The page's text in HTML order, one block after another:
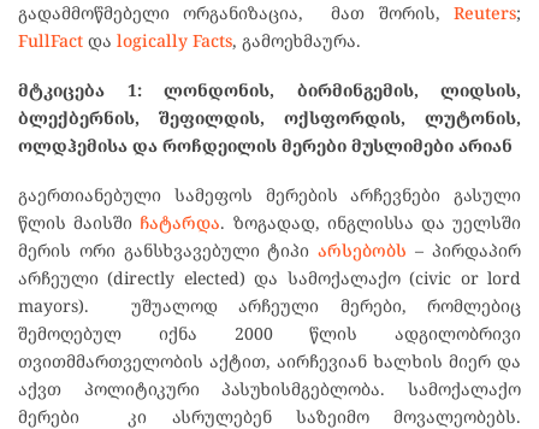
გადამმოწმებელი ორგანიზაცია, მათ შორის, Reuters;
FullFact და logically Facts, გამოეხმაურა.
მტკიცება 1: ლონდონის, ბირმინგემის, ლიდსის,
ბლექბერნის, შეფილდის, ოქსფორდის, ლუტონის,
ოლდჰემისა და როჩდეილის მერები მუსლიმები არიან
გაერთიანებული სამეფოს მერების არჩევნები გასული
წლის მაისში ჩატარდა. ზოგადად, ინგლისსა და უელსში
მერის ორი განსხვავებული ტიპიარსებობს – პირდაპირ
არჩეული (directly elected) და სამოქალაქო (civic or lord
mayors). უშუალოდ არჩეული მერები, რომლებიც
შემოღებულ იქნა 2000 წლის ადგილობრივი
თვითმმართველობის აქტით, აირჩევიან ხალხის მიერ და
აქვთ პოლიტიკური პასუხისმგებლობა. სამოქალაქო
მერები კი ასრულებენ საზეიმო მოვალეობებს.